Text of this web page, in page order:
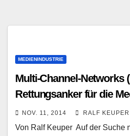
MEDIENINDUSTRIE
Multi-Channel-Networks
Rettungsanker für die
NOV. 11, 2014 RALF KEUPER
Von Ralf Keuper Auf der Suche